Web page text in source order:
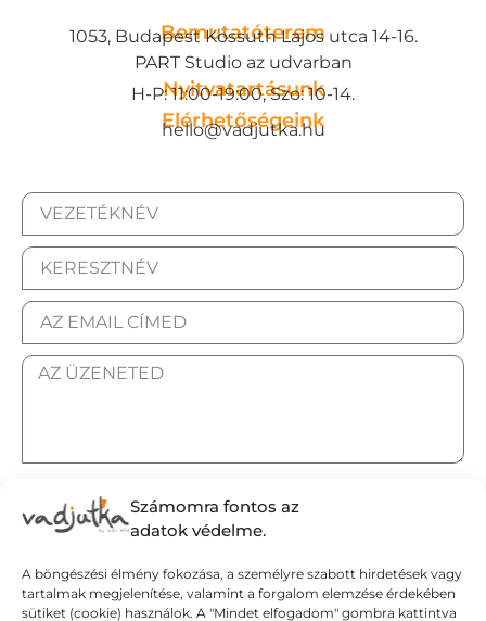
Számomra fontos az
adatok védelme.
A böngészési élmény fokozása, a személyre szabott hirdetések vagy
tartalmak megjelenítése, valamint a forgalom elemzése érdekében
sütiket (cookie) használok. A "Mindet elfogadom" gombra kattintva
Bemutatóterem
1053, Budapest Kossuth Lajos utca 14-16.
PART Studio az udvarban
Nyitvatartásunk
H-P: 11:00-19:00, Szo: 10-14.
Elérhetőségeink
hello@vadjutka.hu
Elküldöm